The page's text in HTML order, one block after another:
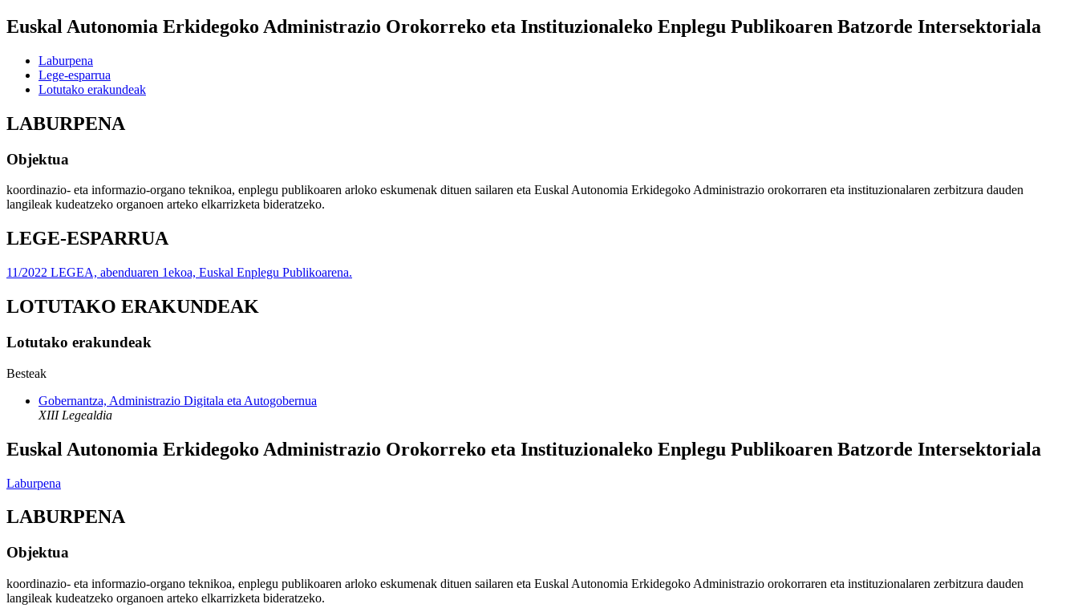
Euskal Autonomia Erkidegoko Administrazio Orokorreko eta Instituzionaleko Enplegu Publikoaren Batzorde Intersektoriala
Laburpena
Lege-esparrua
Lotutako erakundeak
LABURPENA
Objektua
koordinazio- eta informazio-organo teknikoa, enplegu publikoaren arloko eskumenak dituen sailaren eta Euskal Autonomia Erkidegoko Administrazio orokorraren eta instituzionalaren zerbitzura dauden
langileak kudeatzeko organoen arteko elkarrizketa bideratzeko.
LEGE-ESPARRUA
11/2022 LEGEA, abenduaren 1ekoa, Euskal Enplegu Publikoarena.
LOTUTAKO ERAKUNDEAK
Lotutako erakundeak
Besteak
Gobernantza, Administrazio Digitala eta Autogobernua
XIII Legealdia
Euskal Autonomia Erkidegoko Administrazio Orokorreko eta Instituzionaleko Enplegu Publikoaren Batzorde Intersektoriala
Laburpena
LABURPENA
Objektua
koordinazio- eta informazio-organo teknikoa, enplegu publikoaren arloko eskumenak dituen sailaren eta Euskal Autonomia Erkidegoko Administrazio orokorraren eta instituzionalaren zerbitzura dauden
langileak kudeatzeko organoen arteko elkarrizketa bideratzeko.